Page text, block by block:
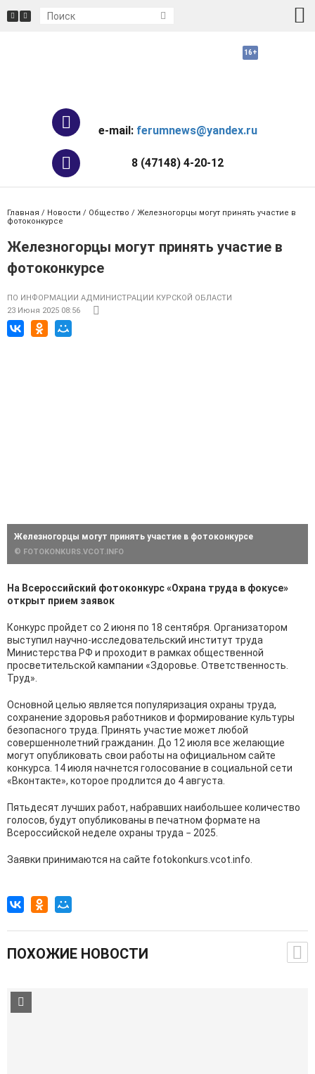
e-mail: ferumnews@yandex.ru
8 (47148) 4-20-12
Главная / Новости / Общество / Железногорцы могут принять участие в
фотоконкурсе
Железногорцы могут принять участие в
фотоконкурсе
ПО ИНФОРМАЦИИ АДМИНИСТРАЦИИ КУРСКОЙ ОБЛАСТИ
23 Июня 2025 08:56
Железногорцы могут принять участие в фотоконкурсе
© FOTOKONKURS.VCOT.INFO
На Всероссийский фотоконкурс «Охрана труда в фокусе»
открыт прием заявок
Конкурс пройдет со 2 июня по 18 сентября. Организатором
выступил научно-исследовательский институт труда
Министерства РФ и проходит в рамках общественной
просветительской кампании «Здоровье. Ответственность.
Труд».
Основной целью является популяризация охраны труда,
сохранение здоровья работников и формирование культуры
безопасного труда. Принять участие может любой
совершеннолетний гражданин. До 12 июля все желающие
могут опубликовать свои работы на официальном сайте
конкурса. 14 июля начнется голосование в социальной сети
«Вконтакте», которое продлится до 4 августа.
Пятьдесят лучших работ, набравших наибольшее количество
голосов, будут опубликованы в печатном формате на
Всероссийской неделе охраны труда − 2025.
Заявки принимаются на сайте fotokonkurs.vcot.info.
ПОХОЖИЕ НОВОСТИ